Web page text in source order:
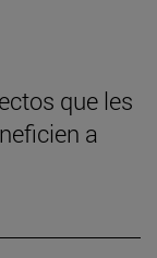
que les
a